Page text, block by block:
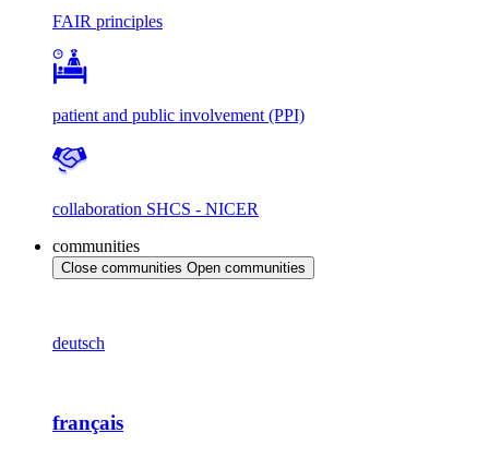
FAIR principles
patient and public involvement (PPI)
collaboration SHCS - NICER
communities
Close communities Open communities
deutsch
français